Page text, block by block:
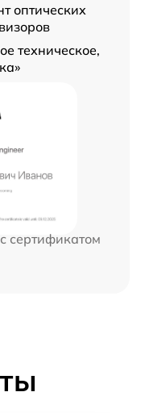
оптических
техническое,
сертификатом